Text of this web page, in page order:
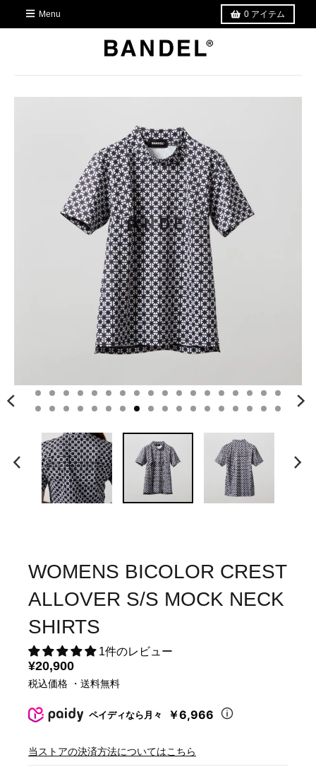
Menu 0 アイテム
WOMENS BICOLOR CREST
ALLOVER S/S MOCK NECK
SHIRTS
1件のレビュー
¥20,900
税込価格 ・送料無料
ペイディなら月々 ￥6,966
当ストアの決済方法についてはこちら